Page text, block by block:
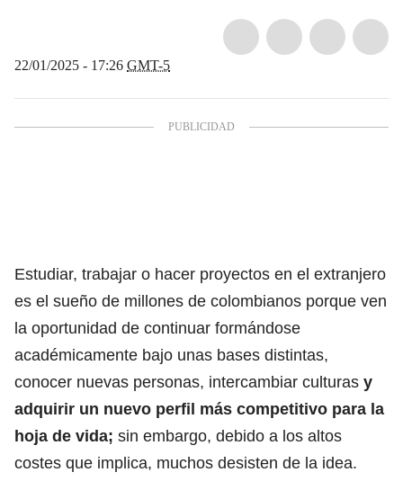
22/01/2025 - 17:26 GMT-5
Estudiar, trabajar o hacer proyectos en el extranjero
es el sueño de millones de colombianos porque ven
la oportunidad de continuar formándose
académicamente bajo unas bases distintas,
conocer nuevas personas, intercambiar culturas y
adquirir un nuevo perfil más competitivo para la
hoja de vida; sin embargo, debido a los altos
costes que implica, muchos desisten de la idea.